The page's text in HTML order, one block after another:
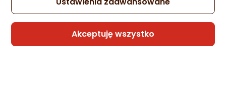
Akceptuję wszystko